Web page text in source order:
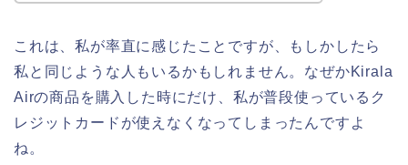
これは、私が率直に感じたことですが、もしかしたら
私と同じような人もいるかもしれません。なぜかKirala
Airの商品を購入した時にだけ、私が普段使っているク
レジットカードが使えなくなってしまったんですよ
ね。